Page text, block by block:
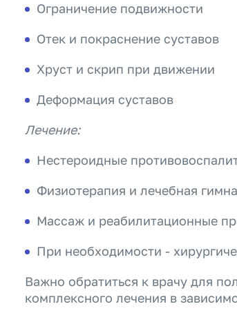
Ограничение подвижности
Отек и покраснение суставов
Хруст и скрип при движении
Деформация суставов
Лечение:
Нестероидные
Физиотерапия и лечебная
Массаж и реабилитационные
При необходимости -
Важно обратиться к врачу для
комплексного лечения в